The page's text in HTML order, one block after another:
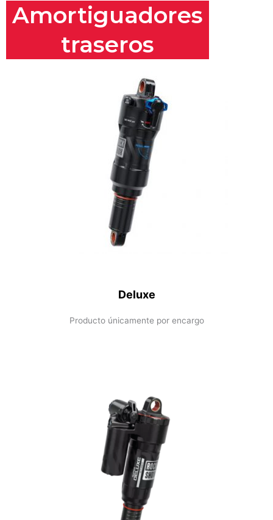
Amortiguadores
traseros
Deluxe
Producto únicamente por encargo